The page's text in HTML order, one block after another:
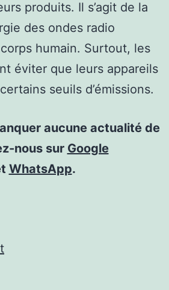
produits. Il s’agit de la
des ondes radio
humain. Surtout, les
éviter que leurs appareils
seuils d’émissions.
aucune actualité de
nous sur Google
WhatsApp.